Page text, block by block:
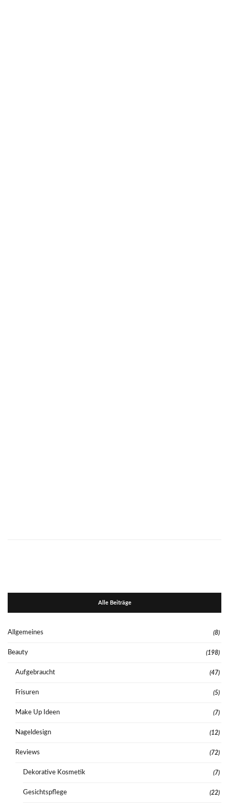
Alle Beiträge
Allgemeines (8)
Beauty (198)
Aufgebraucht (47)
Frisuren (5)
Make Up Ideen (7)
Nageldesign (12)
Reviews (72)
Dekorative Kosmetik (7)
Gesichtspflege (22)